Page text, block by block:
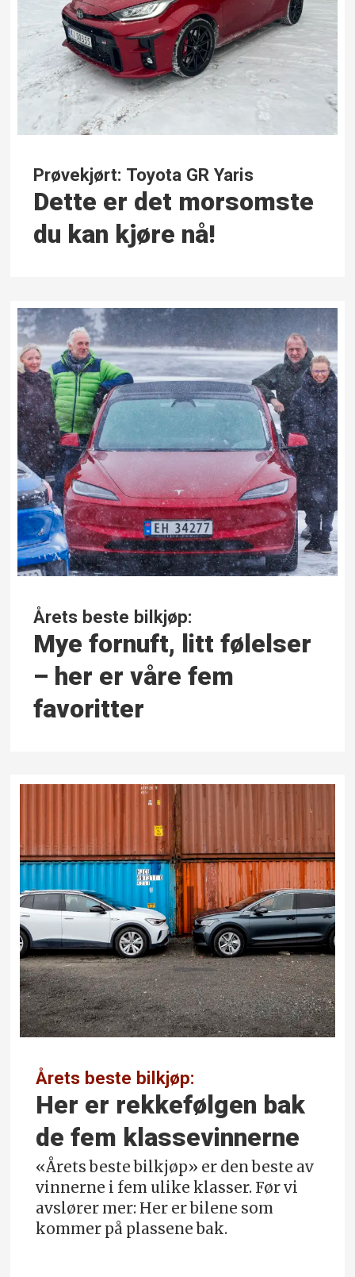
Prøvekjørt: Toyota GR Yaris
Dette er det morsomste
du kan kjøre nå!
Årets beste bilkjøp:
Mye fornuft, litt følelser
– her er våre fem
favoritter
Årets beste bilkjøp:
Her er rekkefølgen bak
de fem klassevinnerne
«Årets beste bilkjøp» er den beste av
vinnerne i fem ulike klasser. Før vi
avslører mer: Her er bilene som
kommer på plassene bak.